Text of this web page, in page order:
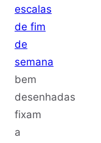
escalas
de fim
de
semana
bem
desenhadas
fixam
a